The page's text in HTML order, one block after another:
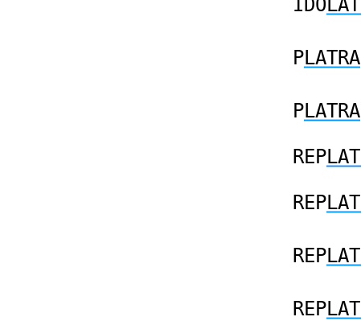
IDO
PLATRA
PLATRA
REP
REP
REP
REP